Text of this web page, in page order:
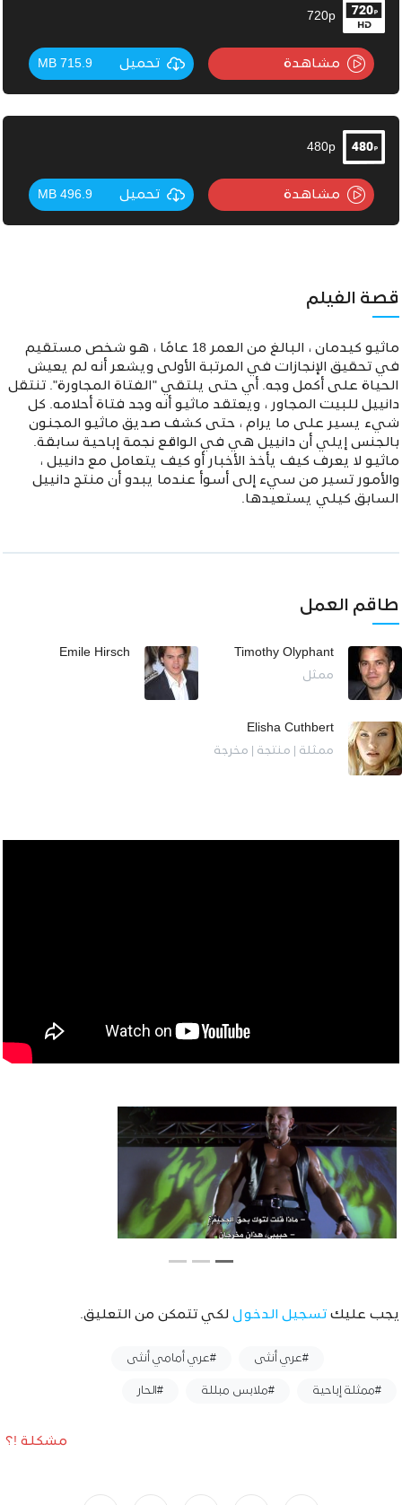
720p
مشاهدة تحميل 715.9 MB
480p
مشاهدة تحميل 496.9 MB
قصة الفيلم
ماثيو كيدمان ، البالغ من العمر 18 عامًا ، هو شخص مستقيم
في تحقيق الإنجازات في المرتبة الأولى ويشعر أنه لم يعيش
الحياة على أكمل وجه. أي حتى يلتقي "الفتاة المجاورة". تنتقل
دانييل للبيت المجاور ، ويعتقد ماثيو أنه وجد فتاة أحلامه. كل
شيء يسير على ما يرام ، حتى كشف صديق ماثيو المجنون
بالجنس إيلي أن دانييل هي في الواقع نجمة إباحية سابقة.
ماثيو لا يعرف كيف يأخذ الأخبار أو كيف يتعامل مع دانييل ،
والأمور تسير من سيء إلى أسوأ عندما يبدو أن منتج دانييل
السابق كيلي يستعيدها.
طاقم العمل
Timothy Olyphant
ممثل
Emile Hirsch
Elisha Cuthbert
ممثلة | منتجة | مخرجة
يجب عليك تسجيل الدخول لكي تتمكن من التعليق.
#عري أنثى #عري أمامي أنثى
#ممثلة إباحية #ملابس مبللة #الحار
مشكلة !؟